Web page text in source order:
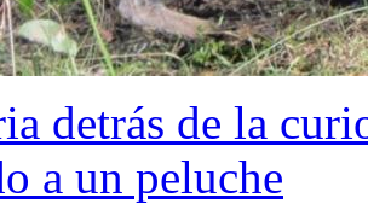
detrás de la
a un peluche